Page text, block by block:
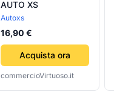
AUTO XS
Autoxs
16,90 €
Acquista ora
commercioVirtuoso.it